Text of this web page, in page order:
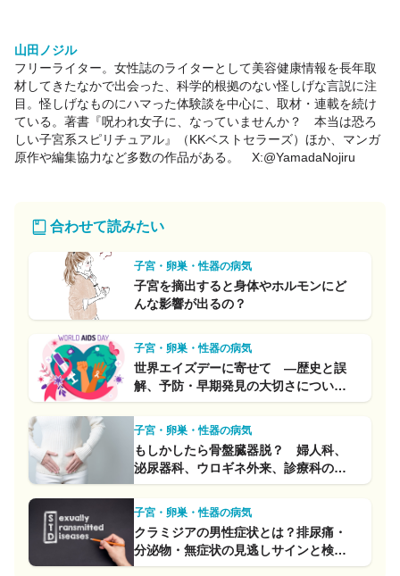
山田ノジル
フリーライター。女性誌のライターとして美容健康情報を長年取
材してきたなかで出会った、科学的根拠のない怪しげな言説に注
目。怪しげなものにハマった体験談を中心に、取材・連載を続け
ている。著書『呪われ女子に、なっていませんか？ 本当は恐ろ
しい子宮系スピリチュアル』（KKベストセラーズ）ほか、マンガ
原作や編集協力など多数の作品がある。 X:@YamadaNojiru
合わせて読みたい
子宮・卵巣・性器の病気
子宮を摘出すると身体やホルモンにど
んな影響が出るの？
子宮・卵巣・性器の病気
世界エイズデーに寄せて ―歴史と誤
解、予防・早期発見の大切さについて
―
子宮・卵巣・性器の病気
もしかしたら骨盤臓器脱？ 婦人科、
泌尿器科、ウロギネ外来、診療科の違
いは？
子宮・卵巣・性器の病気
クラミジアの男性症状とは？排尿痛・
分泌物・無症状の見逃しサインと検
査・治療法まとめ